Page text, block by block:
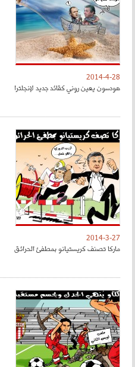
2014-4-28
هودسون يعين روني كقائد جديد لإنجلترا
2014-3-27
ماركا تصنف كريستيانو بمطفئ الحرائق